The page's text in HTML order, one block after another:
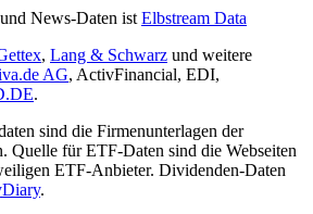
News-Daten ist Elbstream Data
, Lang & Schwarz und weitere
AG, ActivFinancial, EDI,
.
sind die Firmenunterlagen der
Quelle für ETF-Daten sind die Webseiten
ETF-Anbieter. Dividenden-Daten
.